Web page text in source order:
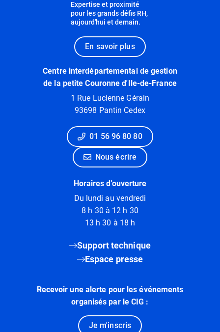
Expertise et proximité
pour les grands défis RH,
aujourd'hui et demain.
En savoir plus
Centre interdépartemental de gestion
de la petite Couronne d'Ile-de-France
1 Rue Lucienne Gérain
93698 Pantin Cedex
01 56 96 80 80
Nous écrire
Horaires d'ouverture
Du lundi au vendredi
8 h 30 à 12 h 30
13 h 30 à 18 h
Support technique
Espace presse
Recevoir une alerte pour les événements
organisés par le CIG :
Je m'inscris